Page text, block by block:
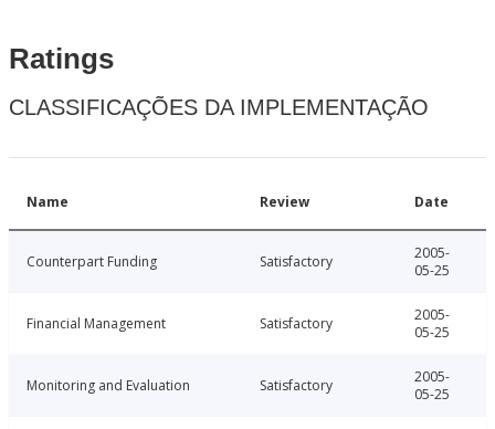
Ratings
CLASSIFICAÇÕES DA IMPLEMENTAÇÃO
Name Review Date
Counterpart Funding Satisfactory
2005-
05-25
Financial Management Satisfactory
2005-
05-25
Monitoring and Evaluation Satisfactory
2005-
05-25